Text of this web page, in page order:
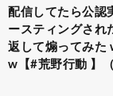
配信してたら公認
ースティングされ
返して煽ってみた
w【#荒野行動 】（